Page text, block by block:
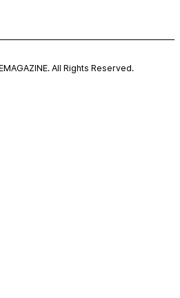
All Rights Reserved.